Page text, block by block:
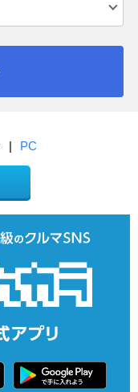
| PC